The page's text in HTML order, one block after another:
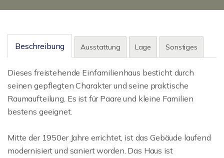
Beschreibung Ausstattung Lage Sonstiges
Dieses freistehende Einfamilienhaus besticht durch
seinen gepflegten Charakter und seine praktische
Raumaufteilung. Es ist für Paare und kleine Familien
bestens geeignet.
Mitte der 1950er Jahre errichtet, ist das Gebäude laufend
modernisiert und saniert worden. Das Haus ist